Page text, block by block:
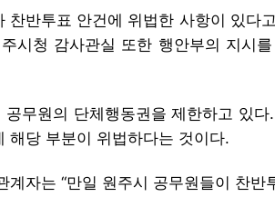
찬반투표 안건에 위법한 사항이 있다
시청 감사관실 또한 행안부의 지시
공무원의 단체행동권을 제한하고 있
해당 부분이 위법하다는 것이다.
계자는 “만일 원주시 공무원들이 찬